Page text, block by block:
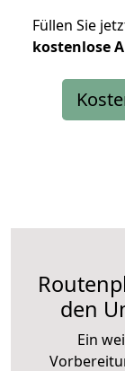
Füllen Sie
kostenlose
den
Ein